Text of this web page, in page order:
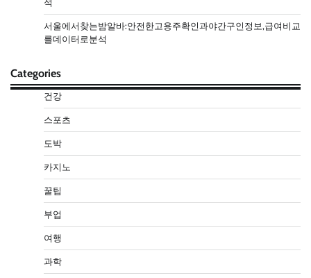
석
서울에서찾는밤알바:안전한고용주확인과야간구인정보,급여비교
를데이터로분석
Categories
건강
스포츠
도박
카지노
꿀팁
부업
여행
과학